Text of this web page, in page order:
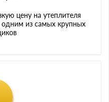
цену на утеплителя
одним из самых крупных